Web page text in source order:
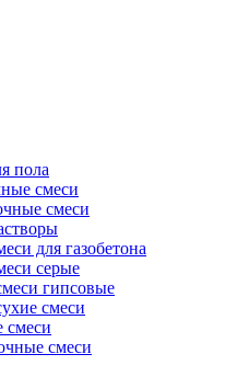
пола
смеси
смеси
для газобетона
серые
гипсовые
смеси
смеси
смеси